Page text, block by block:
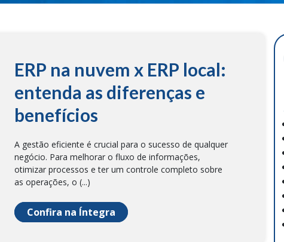
ERP na nuvem x ERP local:
entenda as diferenças e
benefícios
A gestão eficiente é crucial para o sucesso de qualquer
negócio. Para melhorar o fluxo de informações,
otimizar processos e ter um controle completo sobre
as operações, o (...)
Confira na Íntegra